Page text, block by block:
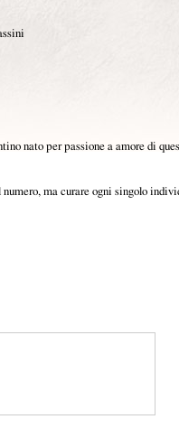
nato per passione a amore di
ma curare ogni singolo